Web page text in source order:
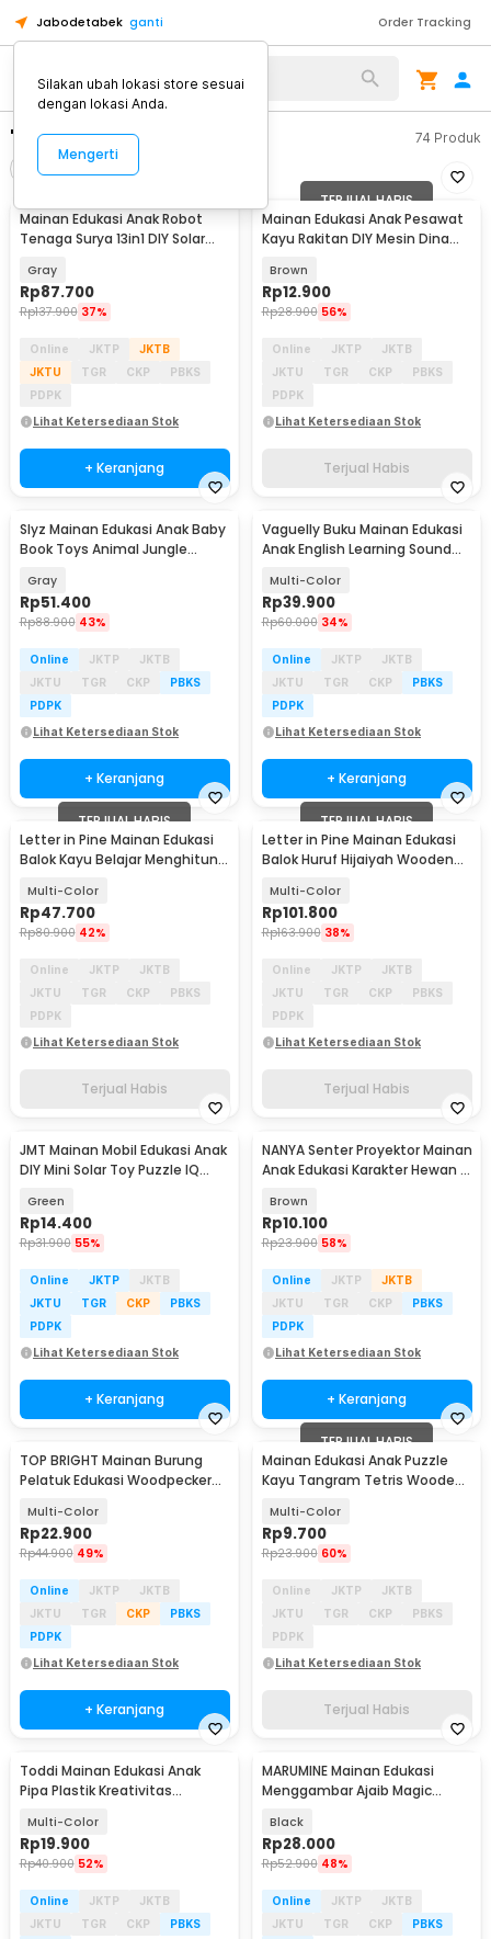
Jabodetabek ganti Order Tracking
"mainan edukasi" 74 Produk
Urutkan
Mainan Edukasi Anak Robot
Tenaga Surya 13in1 DIY Solar
Gray
Rp87.700
Rp137.900 37%
Online JKTP
JKTB
JKTU
TGR CKP
PBKS
PDPK
Lihat Ketersediaan Stok
+ Keranjang
TERJUAL HABIS
Mainan Edukasi Anak Pesawat
Kayu Rakitan DIY Mesin Dinamo
Brown
Rp12.900
Rp28.900 56%
Online JKTP
JKTB
JKTU
TGR CKP
PBKS
PDPK
Lihat Ketersediaan Stok
Terjual Habis
Slyz Mainan Edukasi Anak Baby
Book Toys Animal Jungle
Gray
Rp51.400
Rp88.900 43%
Online JKTP
JKTB
JKTU
TGR CKP
PBKS
PDPK
Lihat Ketersediaan Stok
+ Keranjang
Vaguelly Buku Mainan Edukasi
Anak English Learning Sound
Multi-Color
Rp39.900
Rp60.000 34%
Online JKTP
JKTB
JKTU
TGR CKP
PBKS
PDPK
Lihat Ketersediaan Stok
+ Keranjang
TERJUAL HABIS
Letter in Pine Mainan Edukasi
Balok Kayu Belajar Menghitung
Multi-Color
Rp47.700
Rp80.900 42%
Online JKTP
JKTB
JKTU
TGR CKP
PBKS
PDPK
Lihat Ketersediaan Stok
Terjual Habis
TERJUAL HABIS
Letter in Pine Mainan Edukasi
Balok Huruf Hijaiyah Wooden
Multi-Color
Rp101.800
Rp163.900 38%
Online JKTP
JKTB
JKTU
TGR CKP
PBKS
PDPK
Lihat Ketersediaan Stok
Terjual Habis
JMT Mainan Mobil Edukasi Anak
DIY Mini Solar Toy Puzzle IQ
Green
Rp14.400
Rp31.900 55%
Online JKTP
JKTB
JKTU
TGR CKP
PBKS
PDPK
Lihat Ketersediaan Stok
+ Keranjang
NANYA Senter Proyektor Mainan
Anak Edukasi Karakter Hewan -
Brown
Rp10.100
Rp23.900 58%
Online JKTP
JKTB
JKTU
TGR CKP
PBKS
PDPK
Lihat Ketersediaan Stok
+ Keranjang
TOP BRIGHT Mainan Burung
Pelatuk Edukasi Woodpecker
Multi-Color
Rp22.900
Rp44.900 49%
Online JKTP
JKTB
JKTU
TGR CKP
PBKS
PDPK
Lihat Ketersediaan Stok
+ Keranjang
TERJUAL HABIS
Mainan Edukasi Anak Puzzle
Kayu Tangram Tetris Wooden
Multi-Color
Rp9.700
Rp23.900 60%
Online JKTP
JKTB
JKTU
TGR CKP
PBKS
PDPK
Lihat Ketersediaan Stok
Terjual Habis
Toddi Mainan Edukasi Anak
Pipa Plastik Kreativitas
Multi-Color
Rp19.900
Rp40.900 52%
Online JKTP
JKTB
JKTU
TGR CKP
PBKS
MARUMINE Mainan Edukasi
Menggambar Ajaib Magic
Black
Rp28.000
Rp52.900 48%
Online JKTP
JKTB
JKTU
TGR CKP
PBKS
Silakan ubah lokasi store sesuai
dengan lokasi Anda.
Mengerti